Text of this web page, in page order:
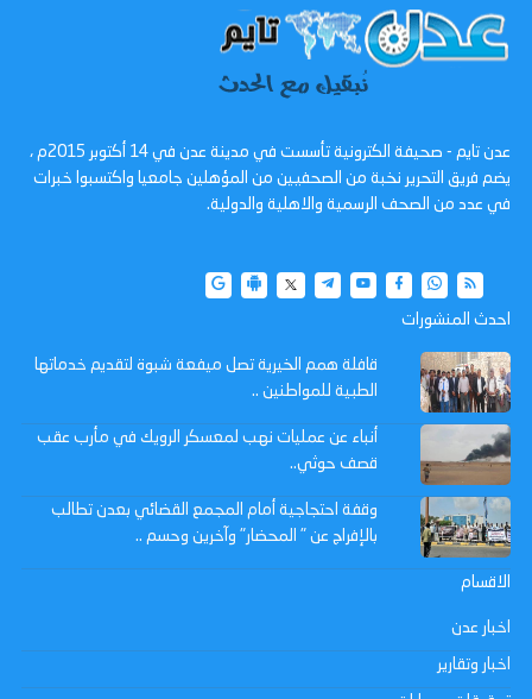
عدن تايم - صحيفة الكترونية تأسست في مدينة عدن في 14 أكتوبر 2015م ،
يضم فريق التحرير نخبة من الصحفيين من المؤهلين جامعيا واكتسبوا خبرات
في عدد من الصحف الرسمية والاهلية والدولية.
احدث المنشورات
قافلة همم الخيرية تصل ميفعة شبوة لتقديم خدماتها
الطبية للمواطنين ..
أنباء عن عمليات نهب لمعسكر الرويك في مأرب عقب
قصف حوثي..
وقفة احتجاجية أمام المجمع القضائي بعدن تطالب
بالإفراج عن " المحضار" وآخرين وحسم ..
الاقسام
اخبار عدن
اخبار وتقارير